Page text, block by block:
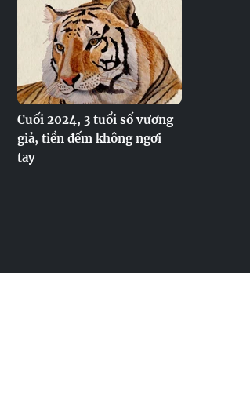
Cuối 2024, 3 tuổi số vương
giả, tiền đếm không ngơi
tay